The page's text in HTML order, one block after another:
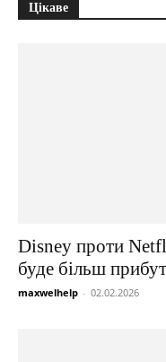
Цікаве
Disney проти
буде більш
maxwelhelp - 02.02.2026